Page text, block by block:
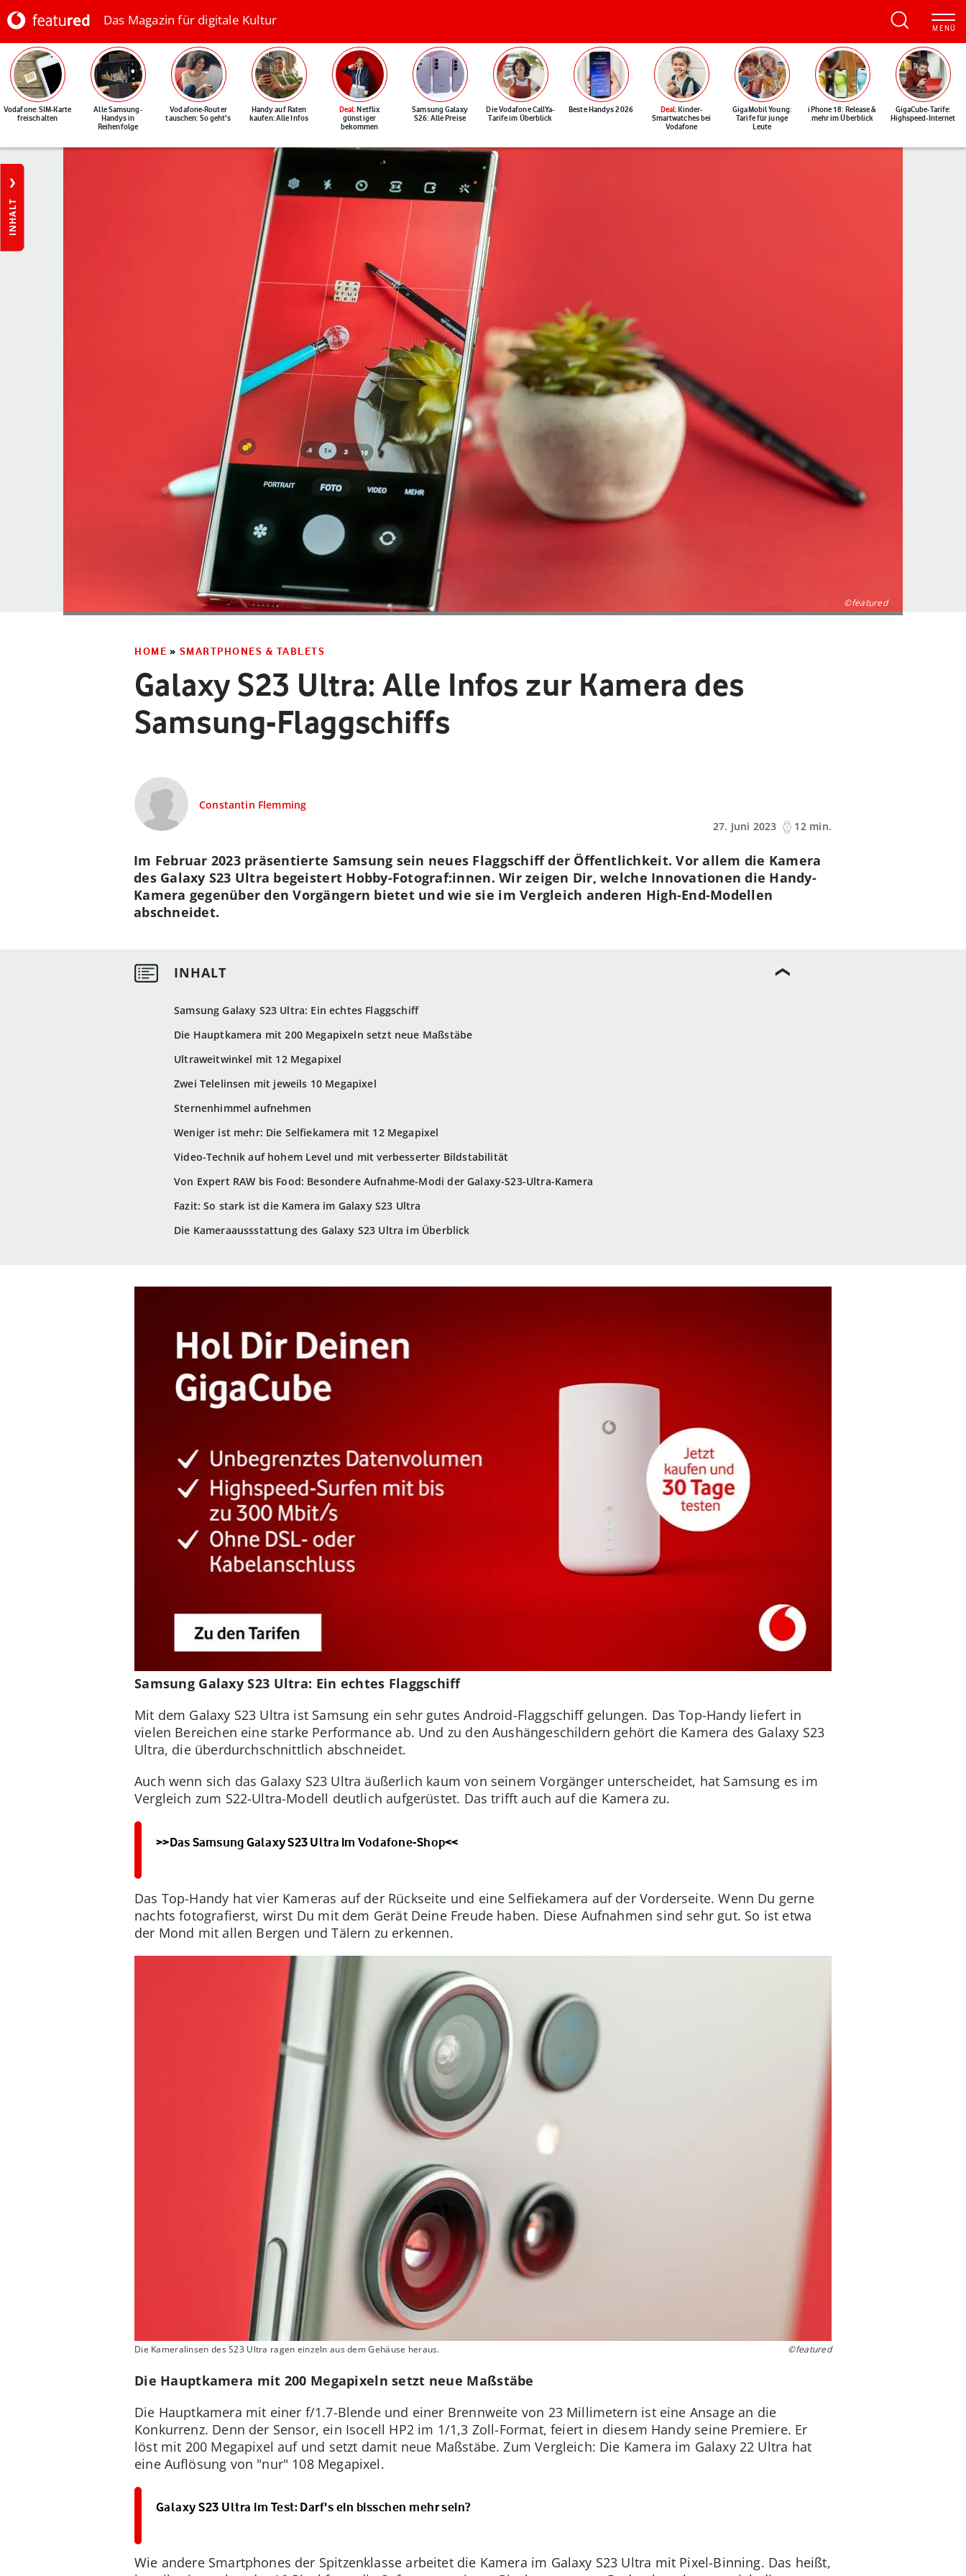
Das Magazin für digitale Kultur
Vodafone: SIM-Karte
freischalten
Alle Samsung-
Handys in
Reihenfolge
Vodafone-Router
tauschen: So geht's
Handy auf Raten
kaufen: Alle Infos
Deal: Netflix
günstiger
bekommen
Samsung Galaxy
S26: Alle Preise
Die Vodafone CallYa-
Tarife im Überblick
Beste Handys 2026 Deal: Kinder-
Smartwatches bei
Vodafone
GigaMobil Young:
Tarife für junge
Leute
iPhone 18: Release &
mehr im Überblick
GigaCube-Tarife:
Highspeed-Internet
INHALT
©featured
HOME » SMARTPHONES & TABLETS
Galaxy S23 Ultra: Alle Infos zur Kamera des
Samsung-Flaggschiffs
Constantin Flemming
27. Juni 2023
12 min.
Samsung Galaxy S23 Ultra: Ein echtes Flaggschiff
Die Hauptkamera mit 200 Megapixeln setzt neue Maßstäbe
Ultraweitwinkel mit 12 Megapixel
Zwei Telelinsen mit jeweils 10 Megapixel
Sternenhimmel aufnehmen
Weniger ist mehr: Die Selfiekamera mit 12 Megapixel
Video-Technik auf hohem Level und mit verbesserter Bildstabilität
Von Expert RAW bis Food: Besondere Aufnahme-Modi der Galaxy-S23-Ultra-Kamera
Fazit: So stark ist die Kamera im Galaxy S23 Ultra
Die Kameraaussstattung des Galaxy S23 Ultra im Überblick
Im Februar 2023 präsentierte Samsung sein neues Flaggschiff der Öffentlichkeit. Vor allem die Kamera
des Galaxy S23 Ultra begeistert Hobby-Fotograf:innen. Wir zeigen Dir, welche Innovationen die Handy-
Kamera gegenüber den Vorgängern bietet und wie sie im Vergleich anderen High-End-Modellen
abschneidet.
Samsung Galaxy S23 Ultra: Ein echtes Flaggschiff
Mit dem Galaxy S23 Ultra ist Samsung ein sehr gutes Android-Flaggschiff gelungen. Das Top-Handy liefert in
vielen Bereichen eine starke Performance ab. Und zu den Aushängeschildern gehört die Kamera des Galaxy S23
Ultra, die überdurchschnittlich abschneidet.
Auch wenn sich das Galaxy S23 Ultra äußerlich kaum von seinem Vorgänger unterscheidet, hat Samsung es im
Vergleich zum S22-Ultra-Modell deutlich aufgerüstet. Das trifft auch auf die Kamera zu.
>>Das Samsung Galaxy S23 Ultra im Vodafone-Shop<<
Das Top-Handy hat vier Kameras auf der Rückseite und eine Selfiekamera auf der Vorderseite. Wenn Du gerne
nachts fotografierst, wirst Du mit dem Gerät Deine Freude haben. Diese Aufnahmen sind sehr gut. So ist etwa
der Mond mit allen Bergen und Tälern zu erkennen.
Die Kameralinsen des S23 Ultra ragen einzeln aus dem Gehäuse heraus. ©featured
Die Hauptkamera mit 200 Megapixeln setzt neue Maßstäbe
Die Hauptkamera mit einer f/1.7-Blende und einer Brennweite von 23 Millimetern ist eine Ansage an die
Konkurrenz. Denn der Sensor, ein Isocell HP2 im 1/1,3 Zoll-Format, feiert in diesem Handy seine Premiere. Er
löst mit 200 Megapixel auf und setzt damit neue Maßstäbe. Zum Vergleich: Die Kamera im Galaxy 22 Ultra hat
eine Auflösung von "nur" 108 Megapixel.
Galaxy S23 Ultra im Test: Darf's ein bisschen mehr sein?
Wie andere Smartphones der Spitzenklasse arbeitet die Kamera im Galaxy S23 Ultra mit Pixel-Binning. Das heißt,